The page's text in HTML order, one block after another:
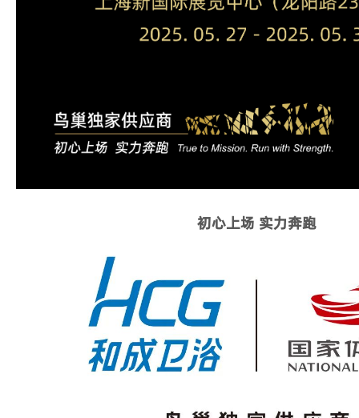
初心上场 实力奔跑